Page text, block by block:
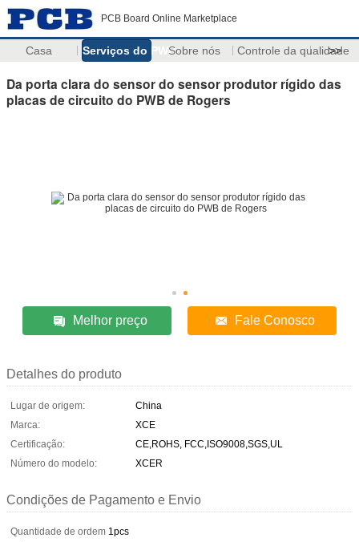
PCB Board Online Marketplace
Casa Serviços do PWBSobre nós Controle da qualidade
>>
Da porta clara do sensor do sensor produtor rígido das
placas de circuito do PWB de Rogers
Melhor preço Fale Conosco
Detalhes do produto
Lugar de origem:
China
Marca:
XCE
Certificação:
CE,ROHS, FCC,ISO9008,SGS,UL
Número do modelo:
XCER
Condições de Pagamento e Envio
Quantidade de ordem 1pcs